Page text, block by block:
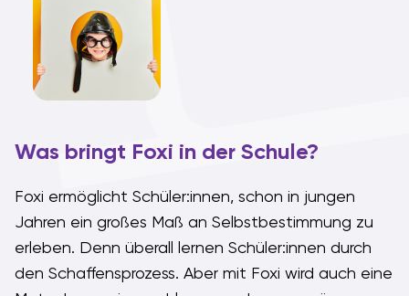
Was bringt Foxi in der Schule?
Foxi ermöglicht Schüler:innen, schon in jungen
Jahren ein großes Maß an Selbstbestimmung zu
erleben. Denn überall lernen Schüler:innen durch
den Schaffensprozess. Aber mit Foxi wird auch eine